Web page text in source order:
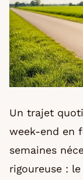
Un trajet
week-end en
semaines
rigoureuse :